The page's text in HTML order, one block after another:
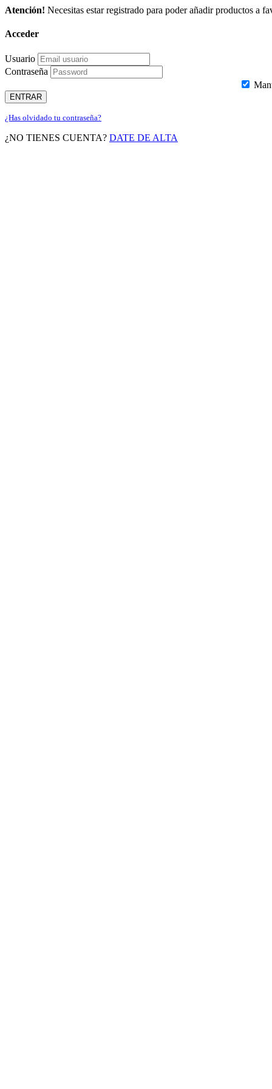
Atención! Necesitas estar registrado para poder añadir productos a
Acceder
Usuario
Contraseña
ENTRAR
¿Has olvidado tu contraseña?
¿NO TIENES CUENTA? DATE DE ALTA